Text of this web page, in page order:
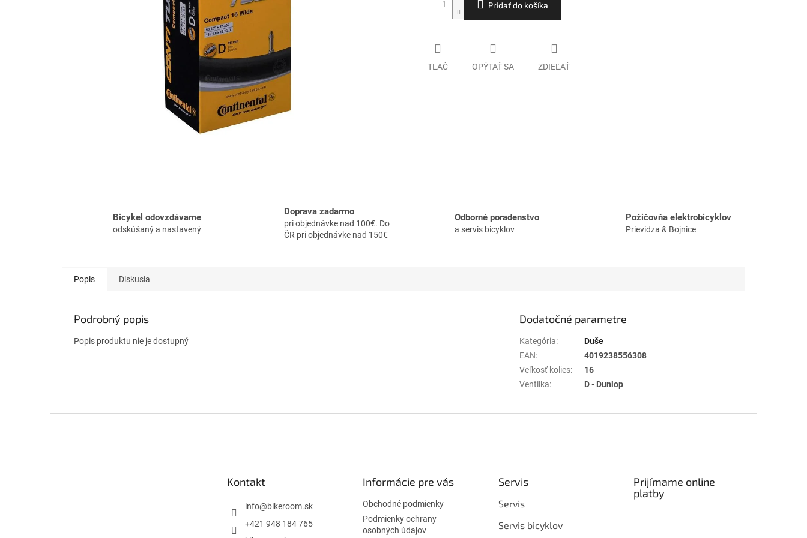
Pridať do košíka
TLAČ OPÝTAŤ SA ZDIEĽAŤ
Bicykel odovzdávame
odskúšaný a nastavený
Doprava zadarmo
pri objednávke nad 100€. Do
ČR pri objednávke nad 150€
Odborné poradenstvo
a servis bicyklov
Požičovňa elektrobicyklov
Prievidza & Bojnice
Popis Diskusia
Podrobný popis
Popis produktu nie je dostupný
Dodatočné parametre
Kategória:
Duše
EAN:
4019238556308
Veľkosť kolies:
16
Ventilka: D - Dunlop
Kontakt
info@bikeroom.sk
+421 948 184 765
Informácie pre vás
Obchodné podmienky
Podmienky ochrany
osobných údajov
Servis
Servis
Servis bicyklov
Prijímame online
platby